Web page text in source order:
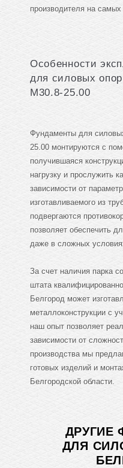
производителя на
Особенности
для силовых
М30.8-25.00
Фундаменты для
25.00 монтируются с
получившаяся
нагрузку и прослужить
зависимости от
изготавливаемого из
подвергаются
позволяет обеспечить
даже в сложных
За счет наличия парка
штата
Белгород может
металлоконструкции с
наш опыт позволяет
зависимости от
производства мы
готовых изделий и
Белгородской области.
ДРУГИЕ
ДЛЯ